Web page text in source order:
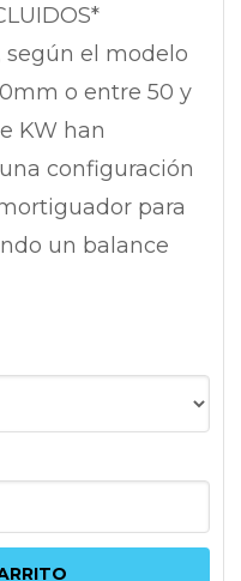
el modelo
o entre 50 y
KW han
configuración
para
un balance